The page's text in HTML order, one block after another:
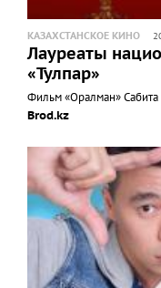
КАЗАХСТАНСКОЕ КИНО
Лауреаты
«Тулпар»
Фильм «Оралман» Сабита
Brod.kz